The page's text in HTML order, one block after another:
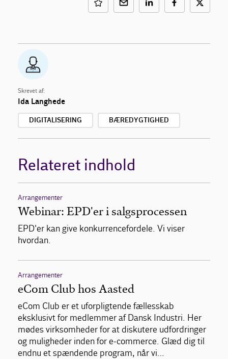
Skrevet af:
Ida Langhede
DIGITALISERING BÆREDYGTIGHED
Relateret indhold
Arrangementer
Webinar: EPD'er i salgsprocessen
EPD'er kan give konkurrencefordele. Vi viser
hvordan.
Arrangementer
eCom Club hos Aasted
eCom Club er et uforpligtende fællesskab
eksklusivt for medlemmer af Dansk Industri. Her
mødes virksomheder for at diskutere udfordringer
og muligheder inden for e-commerce. Glæd dig til
endnu et spændende program, når vi…